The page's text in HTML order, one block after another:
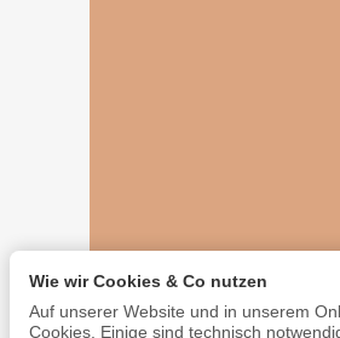
Wie wir Cookies & Co nutzen
Auf unserer Website und in unserem
Cookies. Einige sind technisch